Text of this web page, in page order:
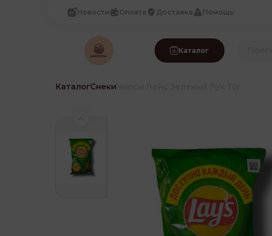
Новости Оплата Доставка Помощь
Каталог
КаталогСнеки